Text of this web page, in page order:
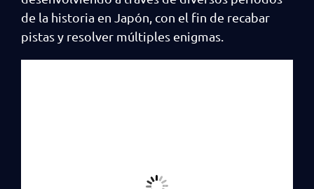
de la historia en Japón, con el fin de recabar
pistas y resolver múltiples enigmas.